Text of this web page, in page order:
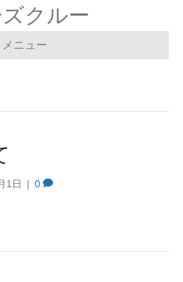
クルー
メニュー
1日 | 0